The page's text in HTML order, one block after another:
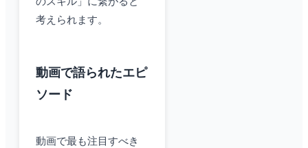
考えられます。
動画で語られたエピ
ソード
動画で最も注目すべき